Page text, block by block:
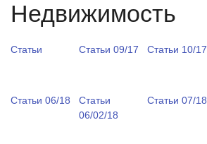
Недвижимость
Статьи Статьи 09/17 Статьи 10/17
Статьи 06/18
Статьи
06/02/18
Статьи 07/18